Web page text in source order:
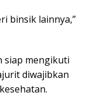
binsik lainnya,”
siap mengikuti
diwajibkan